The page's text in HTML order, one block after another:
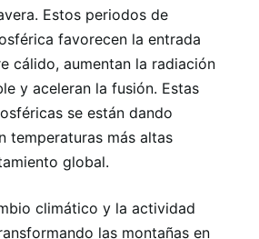
Estos periodos de
favorecen la entrada
cálido, aumentan la radiación
y aceleran la fusión. Estas
se están dando
temperaturas más altas
global.
climático y la actividad
las montañas en